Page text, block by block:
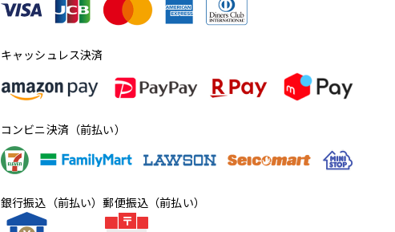
キャッシュレス決済
コンビニ決済（前払い）
銀行振込（前払い）郵便振込（前払い）